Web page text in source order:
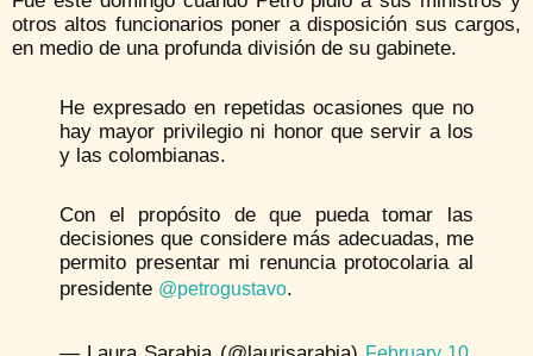
otros altos funcionarios poner a disposición sus cargos,
en medio de una profunda división de su gabinete.
He expresado en repetidas ocasiones que no
hay mayor privilegio ni honor que servir a los
y las colombianas.
Con el propósito de que pueda tomar las
decisiones que considere más adecuadas, me
permito presentar mi renuncia protocolaria al
presidente @petrogustavo.